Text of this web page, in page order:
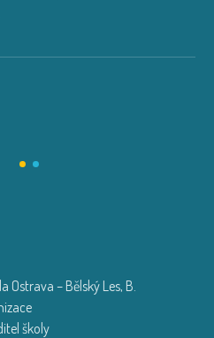
Ostrava – Bělský Les, B.
školy